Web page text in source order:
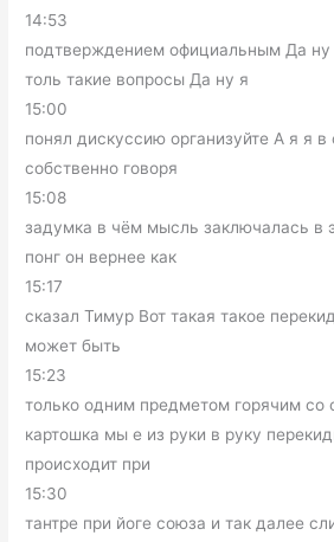
14:53
подтверждением официальным Да ну
толь такие вопросы Да ну я
15:00
понял дискуссию организуйте А я я в
собственно говоря
15:08
задумка в чём мысль заключалась в
понг он вернее как
15:17
сказал Тимур Вот такая такое
может быть
15:23
только одним предметом горячим со
картошка мы е из руки в руку
происходит при
15:30
тантре при йоге союза и так далее